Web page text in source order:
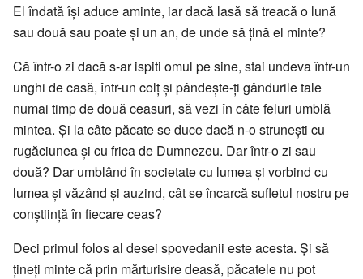
El îndată își aduce aminte, iar dacă lasă să treacă o lună
sau două sau poate și un an, de unde să țină el minte?
Că într-o zi dacă s-ar ispiti omul pe sine, stai undeva într-un
unghi de casă, într-un colț și pândește-ți gândurile tale
numai timp de două ceasuri, să vezi în câte feluri umblă
mintea. Și la câte păcate se duce dacă n-o strunești cu
rugăciunea și cu frica de Dumnezeu. Dar într-o zi sau
două? Dar umblând în societate cu lumea și vorbind cu
lumea și văzând și auzind, cât se încarcă sufletul nostru pe
conștiință în fiecare ceas?
Deci primul folos al desei spovedanii este acesta. Și să
țineți minte că prin mărturisire deasă, păcatele nu pot